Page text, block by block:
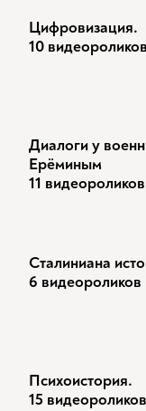
Цифровизация.
10 видеороликов
Диалоги у
Ерёминым
11 видеороликов
Сталиниана
6 видеороликов
Психоистория.
15 видеороликов